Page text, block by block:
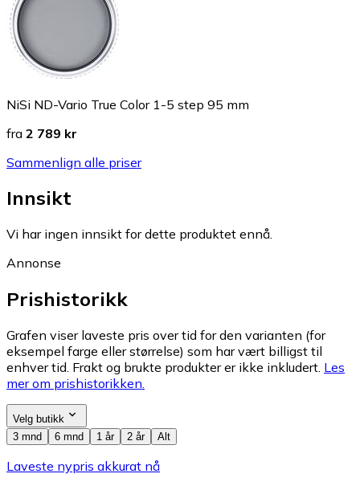
NiSi ND-Vario True Color 1-5 step 95 mm
fra 2 789 kr
Sammenlign alle priser
Innsikt
Vi har ingen innsikt for dette produktet ennå.
Annonse
Prishistorikk
Grafen viser laveste pris over tid for den varianten (for
eksempel farge eller størrelse) som har vært billigst til
enhver tid. Frakt og brukte produkter er ikke inkludert. Les
mer om prishistorikken.
Velg butikk
3 mnd
6 mnd 1 år 2 år Alt
Laveste nypris akkurat nå